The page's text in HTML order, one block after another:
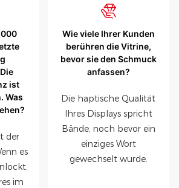
ist
Was
der
es
im
Wie viele Ihrer Kunden
berühren die Vitrine,
bevor sie den Schmuck
anfassen?
Die haptische Qualität
Ihres Displays spricht
Bände, noch bevor ein
einziges Wort
gewechselt wurde.